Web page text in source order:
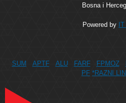
Bosna i
Powered by
SUM APTF ALU FARF FPMOZ
PF *RAZNI